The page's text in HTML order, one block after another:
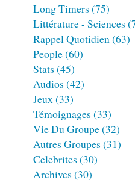
Long Timers (75)
Littérature - Sciences
Rappel Quotidien(63)
People(60)
Stats (45)
Audios (42)
Jeux(33)
Témoignages (33)
Vie Du Groupe(32)
Autres Groupes (31)
Celebrites (30)
Archives (30)